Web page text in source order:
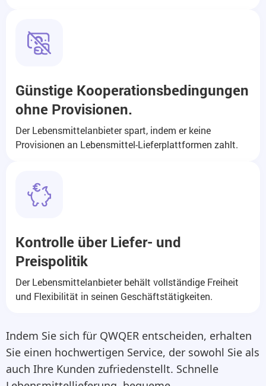
Günstige Kooperationsbedingungen
ohne Provisionen.
Der Lebensmittelanbieter spart, indem er keine
Provisionen an Lebensmittel-Lieferplattformen zahlt.
Kontrolle über Liefer- und
Preispolitik
Der Lebensmittelanbieter behält vollständige Freiheit
und Flexibilität in seinen Geschäftstätigkeiten.
Indem Sie sich für QWQER entscheiden, erhalten
Sie einen hochwertigen Service, der sowohl Sie als
auch Ihre Kunden zufriedenstellt. Schnelle